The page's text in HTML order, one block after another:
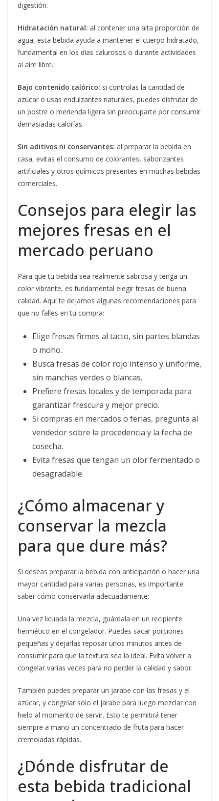
digestión.
Hidratación natural: al contener una alta proporción de
agua, esta bebida ayuda a mantener el cuerpo hidratado,
fundamental en los días calurosos o durante actividades
al aire libre.
Bajo contenido calórico: si controlas la cantidad de
azúcar o usas endulzantes naturales, puedes disfrutar de
un postre o merienda ligera sin preocuparte por consumir
demasiadas calorías.
Sin aditivos ni conservantes: al preparar la bebida en
casa, evitas el consumo de colorantes, saborizantes
artificiales y otros químicos presentes en muchas bebidas
comerciales.
Consejos para elegir las
mejores fresas en el
mercado peruano
Para que tu bebida sea realmente sabrosa y tenga un
color vibrante, es fundamental elegir fresas de buena
calidad. Aquí te dejamos algunas recomendaciones para
que no falles en tu compra:
Elige fresas firmes al tacto, sin partes blandas
o moho.
Busca fresas de color rojo intenso y uniforme,
sin manchas verdes o blancas.
Prefiere fresas locales y de temporada para
garantizar frescura y mejor precio.
Si compras en mercados o ferias, pregunta al
vendedor sobre la procedencia y la fecha de
cosecha.
Evita fresas que tengan un olor fermentado o
desagradable.
¿Cómo almacenar y
conservar la mezcla
para que dure más?
Si deseas preparar la bebida con anticipación o hacer una
mayor cantidad para varias personas, es importante
saber cómo conservarla adecuadamente:
Una vez licuada la mezcla, guárdala en un recipiente
hermético en el congelador. Puedes sacar porciones
pequeñas y dejarlas reposar unos minutos antes de
consumir para que la textura sea la ideal. Evita volver a
congelar varias veces para no perder la calidad y sabor.
También puedes preparar un jarabe con las fresas y el
azúcar, y congelar solo el jarabe para luego mezclar con
hielo al momento de servir. Esto te permitirá tener
siempre a mano un concentrado de fruta para hacer
cremoladas rápidas.
¿Dónde disfrutar de
esta bebida tradicional